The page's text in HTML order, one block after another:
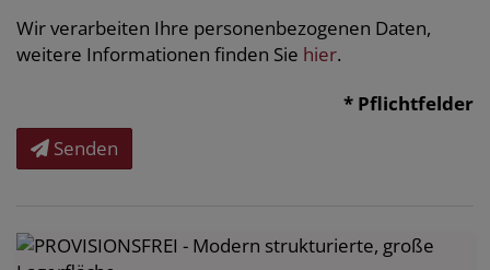
Wir verarbeiten Ihre personenbezogenen Daten,
weitere Informationen finden Sie hier.
Senden
* Pflichtfelder